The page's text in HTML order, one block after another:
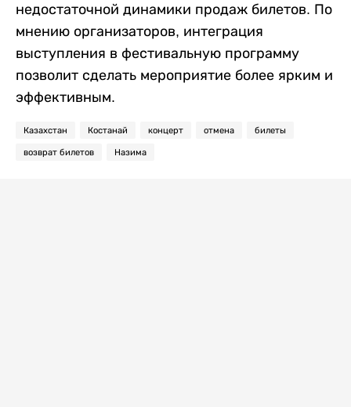
недостаточной динамики продаж билетов. По
мнению организаторов, интеграция
выступления в фестивальную программу
позволит сделать мероприятие более ярким и
эффективным.
Казахстан Костанай концерт отмена билеты
возврат билетов Назима